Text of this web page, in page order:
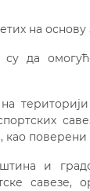
на основу
да
као поверени
и
савезе,